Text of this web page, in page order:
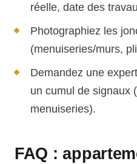
réelle, date des
Photographiez les
(menuiseries/murs,
Demandez une
un cumul de signaux
menuiseries).
FAQ :